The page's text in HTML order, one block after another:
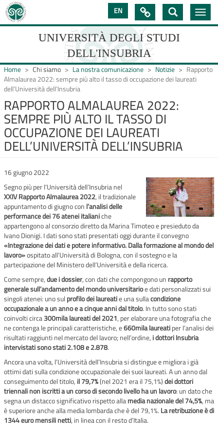
Salta
contenuto
EN
UNIVERSITÀ DEGLI STUDI
DELL'INSUBRIA
UNIVERSIT�
DEGLI
STUDI
DELL'INSUBRIA

Toggle
Home Chi siamo La nostra comunicazione Notizie
Rapporto
Almalaurea 2022: sempre più alto il tasso di occupazione dei laureati
dell’Università dell’Insubria
RAPPORTO ALMALAUREA 2022:
SEMPRE PIÙ ALTO IL TASSO DI
OCCUPAZIONE DEI LAUREATI
DELL’UNIVERSITÀ DELL’INSUBRIA
16 giugno 2022
Segno più per l’Università dell’Insubria nel
XXIV Rapporto Almalaurea 2022, il tradizionale
appuntamento di giugno con l’analisi delle
performance dei 76 atenei italianiche
appartengono al consorzio diretto da Marina Timoteo e presieduto da
Ivano Dionigi. I dati sono stati presentati oggi durante il convegno
«Integrazione dei dati e potere informativo. Dalla formazione al mondo del
lavoro»ospitato all’Università di Bologna, con il sostegno e la
partecipazione del Ministero dell’Università e della ricerca.
Come sempre,due i dossier, con dati che compongono un rapporto
generale sull’andamento del mondo universitarioe dati personalizzati sui
singoli atenei: uno sulprofilo dei laureatie una sullacondizione
occupazionale a un anno e a cinque anni dal titolo. In tutto sono stati
coinvolti circa300mila laureati del 2021, per elaborare una fotografia che
ne contenga le principali caratteristiche, e660mila laureatiper l’analisi dei
risultati raggiunti nel mercato del lavoro; nell’ordine, i dottori Insubria
intervistati sono stati 2.108 e 2.878.
Ancora una volta, l’Università dell’Insubria si distingue e migliora i già
ottimi dati sulla condizione occupazionale dei suoi laureati. A un anno dal
conseguimento del titolo, il 79,7%(nel 2021 era il 75,1%)dei dottori
triennali non iscritti a un corso di secondo livello ha un lavoro: un dato che
segna un distacco significativo rispetto allamedia nazionale del 74,5%, ma
è superiore anche alla media lombarda che è del 79,1%. La retribuzione è di
1344 euro mensili netti, in linea con il resto d’Italia.